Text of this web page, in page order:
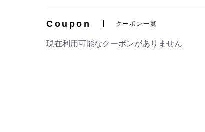
Coupon クーポン一覧
現在利用可能なクーポンがありません